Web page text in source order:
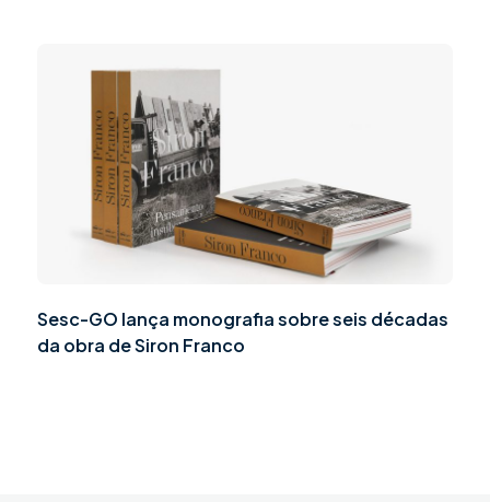
Sesc-GO lança monografia sobre seis décadas
da obra de Siron Franco